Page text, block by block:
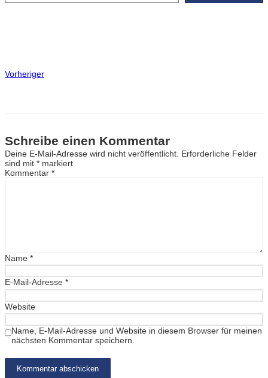
Vorheriger
Schreibe einen Kommentar
Deine E-Mail-Adresse wird nicht veröffentlicht. Erforderliche Felder
sind mit * markiert
Kommentar *
Name *
E-Mail-Adresse *
Website
Name, E-Mail-Adresse und Website in diesem Browser für meinen
nächsten Kommentar speichern.